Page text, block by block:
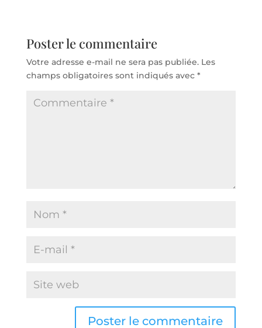
Poster le commentaire
Votre adresse e-mail ne sera pas publiée. Les
champs obligatoires sont indiqués avec *